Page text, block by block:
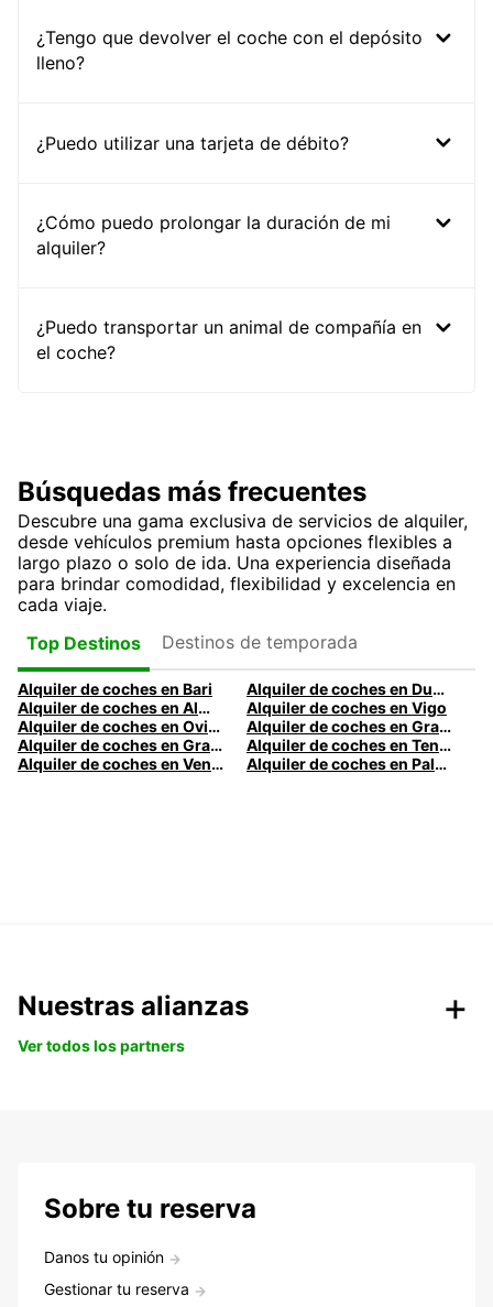
¿Tengo que devolver el coche con el depósito
lleno?
¿Puedo utilizar una tarjeta de débito?
¿Cómo puedo prolongar la duración de mi
alquiler?
¿Puedo transportar un animal de compañía en
el coche?
Búsquedas más frecuentes
Descubre una gama exclusiva de servicios de alquiler,
desde vehículos premium hasta opciones flexibles a
largo plazo o solo de ida. Una experiencia diseñada
para brindar comodidad, flexibilidad y excelencia en
cada viaje.
Top Destinos
Destinos de temporada
Alquiler de coches en Bari
Alquiler de coches en Dublín
Alquiler de coches en Almería
Alquiler de coches en Vigo
Alquiler de coches en Oviedo
Alquiler de coches en Granada
Alquiler de coches en Gran Canaria
Alquiler de coches en Tenerife
Alquiler de coches en Venecia
Alquiler de coches en Palermo
Nuestras alianzas
Ver todos los partners
Sobre tu reserva
Danos tu opinión
Gestionar tu reserva